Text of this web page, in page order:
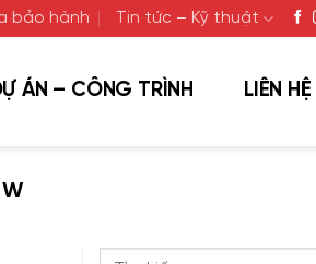
bảo hành Tin tức – Kỹ thuật
ÁN – CÔNG TRÌNH LIÊN HỆ